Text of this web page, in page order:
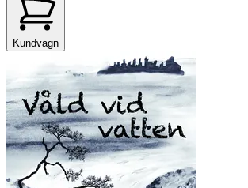
Kundvagn